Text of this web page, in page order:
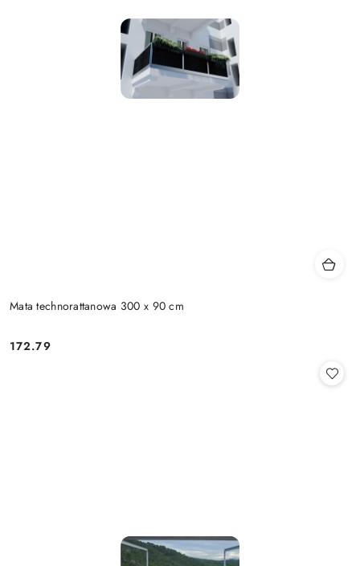
Mata technorattanowa 300 x 90 cm
Cena:
172.79